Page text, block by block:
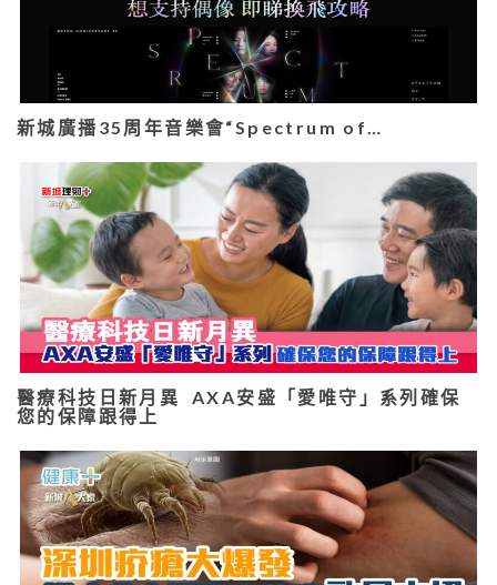
新城廣播35周年音樂會“Spectrum of…
醫療科技日新月異 AXA安盛「愛唯守」系列確保
您的保障跟得上